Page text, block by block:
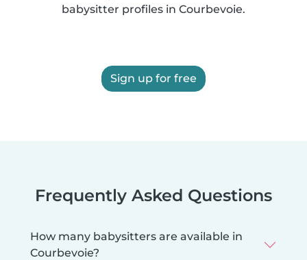
babysitter profiles in Courbevoie.
Sign up for free
Frequently Asked Questions
How many babysitters are available in
Courbevoie?